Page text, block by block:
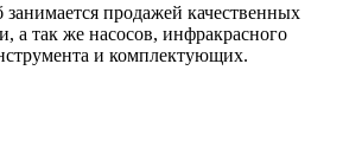
продажей качественных
а так же насосов, инфракрасного
и комплектующих.